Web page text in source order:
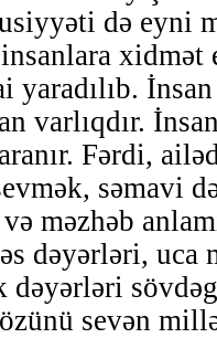
də eyni
xidmət
yaradılıb.
varlıqdır.
Fərdi,
səmavi
məzhəb
dəyərləri,
dəyərləri
sevən